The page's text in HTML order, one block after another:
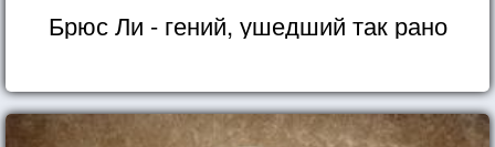
Брюс Ли - гений, ушедший так рано